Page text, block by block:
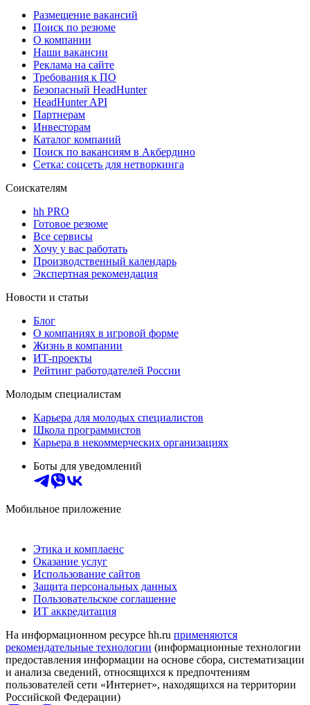
Размещение вакансий
Поиск по резюме
О компании
Наши вакансии
Реклама на сайте
Требования к ПО
Безопасный HeadHunter
HeadHunter API
Партнерам
Инвесторам
Каталог компаний
Поиск по вакансиям в Акбердино
Сетка: соцсеть для нетворкинга
Соискателям
hh PRO
Готовое резюме
Все сервисы
Хочу у вас работать
Производственный календарь
Экспертная рекомендация
Новости и статьи
Блог
О компаниях в игровой форме
Жизнь в компании
ИТ-проекты
Рейтинг работодателей России
Молодым специалистам
Карьера для молодых специалистов
Школа программистов
Карьера в некоммерческих организациях
Боты для уведомлений
Мобильное приложение
Этика и комплаенс
Оказание услуг
Использование сайтов
Защита персональных данных
Пользовательское соглашение
ИТ аккредитация
На информационном ресурсе hh.ru применяются
рекомендательные технологии (информационные технологии
предоставления информации на основе сбора, систематизации
и анализа сведений, относящихся к предпочтениям
пользователей сети «Интернет», находящихся на территории
Российской Федерации)